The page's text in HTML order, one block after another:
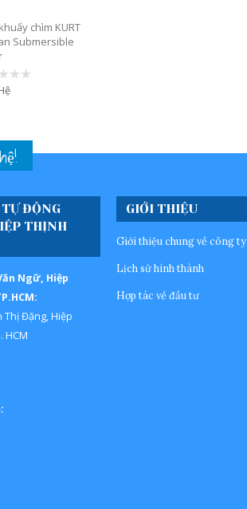
chìm KURT
Submersible
ĐỘNG
THỊNH
Ngữ, Hiệp
Thị Đặng, Hiệp
HCM
GIỚI THIỆU
Giới thiệu chung về công ty
Lịch sử hình thành
Hợp tác về đầu tư